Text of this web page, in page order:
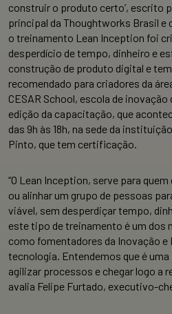
construir o produto certo’, escrito
principal da Thoughtworks Brasil e
o treinamento Lean Inception foi
desperdício de tempo, dinheiro e
construção de produto digital e
recomendado para criadores da
CESAR School, escola de inovação
edição da capacitação, que
das 9h às 18h, na sede da
Pinto, que tem certificação.
“O Lean Inception, serve para
ou alinhar um grupo de pessoas
viável, sem desperdiçar tempo,
este tipo de treinamento é um
como fomentadores da Inovação e
tecnologia. Entendemos que é
agilizar processos e chegar logo a
avalia Felipe Furtado, executivo-